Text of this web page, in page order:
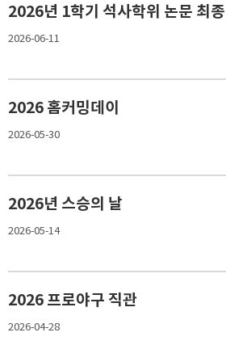
2026년 1학기 석사학위 논문 최
2026-06-11
2026 홈커밍데이
2026-05-30
2026년 스승의 날
2026-05-14
2026 프로야구 직관
2026-04-28